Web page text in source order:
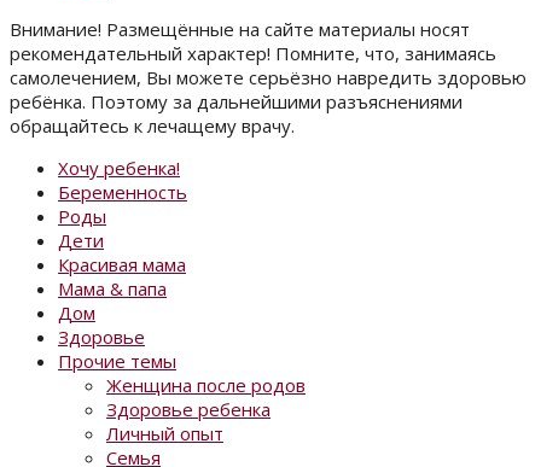
Внимание! Размещённые на сайте материалы носят
рекомендательный характер! Помните, что, занимаясь
самолечением, Вы можете серьёзно навредить здоровью
ребёнка. Поэтому за дальнейшими разъяснениями
обращайтесь к лечащему врачу.
Хочу ребенка!
Беременность
Роды
Дети
Красивая мама
Мама & папа
Дом
Здоровье
Прочие темы
Женщина после родов
Здоровье ребенка
Личный опыт
Семья